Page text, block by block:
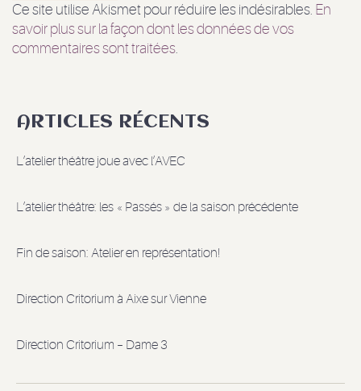
Ce site utilise Akismet pour réduire les indésirables. En
savoir plus sur la façon dont les données de vos
commentaires sont traitées
ARTICLES RÉCENTS
L’atelier théâtre joue avec l’AVEC
L’atelier théâtre: les « Passés » de la saison précédente
Fin de saison: Atelier en représentation!
Direction Critorium à Aixe sur Vienne
Direction Critorium – Dame 3